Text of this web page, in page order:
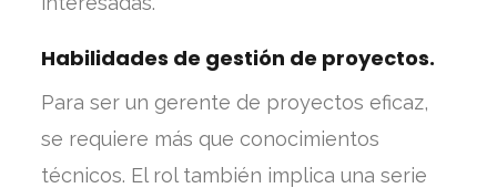
Habilidades de gestión de proyectos.
Para ser un gerente de proyectos eficaz,
se requiere más que conocimientos
técnicos. El rol también implica una serie